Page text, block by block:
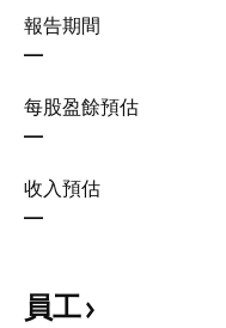
報告期間
—
每股盈餘預估
—
收入預估
—
員工